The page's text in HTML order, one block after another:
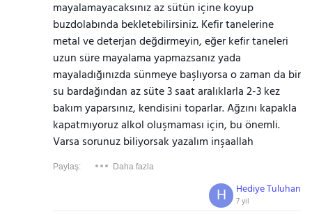
mayalamayacaksınız az sütün içine koyup
buzdolabında bekletebilirsiniz. Kefir tanelerine
metal ve deterjan değdirmeyin, eğer kefir taneleri
uzun süre mayalama yapmazsanız yada
mayaladığınızda sünmeye başlıyorsa o zaman da bir
su bardağından az süte 3 saat aralıklarla 2-3 kez
bakım yaparsınız, kendisini toparlar. Ağzını kapakla
kapatmıyoruz alkol oluşmaması için, bu önemli.
Varsa sorunuz biliyorsak yazalım inşaallah
Paylaş: Daha fazla
Hediye Tuluhan
7 yıl
H